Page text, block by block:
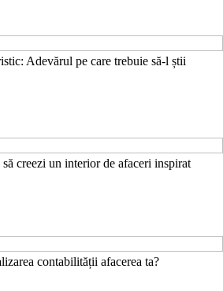
Adevărul pe care trebuie să-l știi
creezi un interior de afaceri inspirat
contabilității afacerea ta?